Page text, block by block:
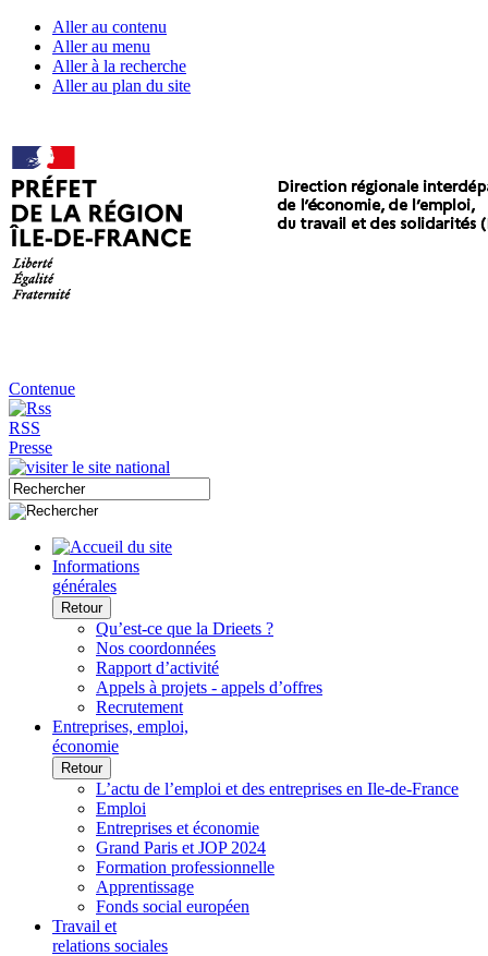
Aller au contenu
Aller au menu
Aller à la recherche
Aller au plan du site
Contenue
RSS
Presse
Informations
générales
Retour
Qu’est-ce que la Drieets ?
Nos coordonnées
Rapport d’activité
Appels à projets - appels d’offres
Recrutement
Entreprises, emploi,
économie
Retour
L’actu de l’emploi et des entreprises en Ile-de-France
Emploi
Entreprises et économie
Grand Paris et JOP 2024
Formation professionnelle
Apprentissage
Fonds social européen
Travail et
relations sociales